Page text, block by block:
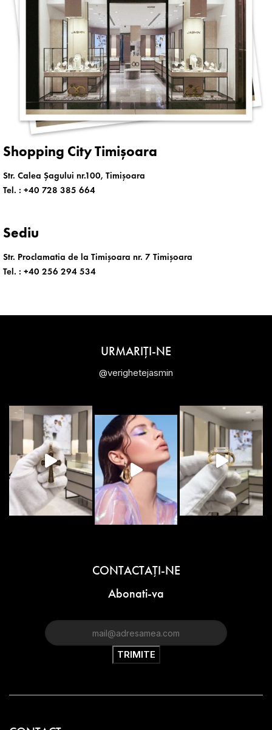
Shopping City Timișoara
Str. Calea Șagului nr.100, Timișoara
Tel. : +40 728 385 664
Sediu
Str. Proclamatia de la Timișoara nr. 7 Timișoara
Tel. : +40 256 294 534
URMARIȚI-NE
@verighetejasmin
CONTACTAŢI-NE
Abonati-va